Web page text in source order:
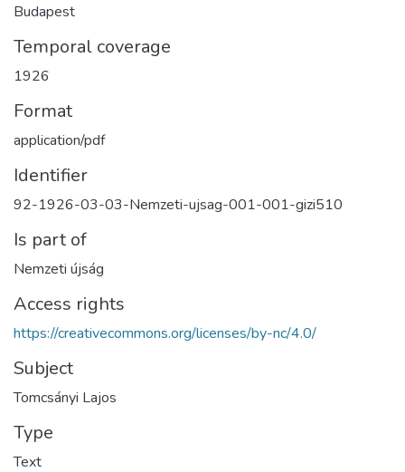
Budapest
Temporal coverage
1926
Format
application/pdf
Identifier
92-1926-03-03-Nemzeti-ujsag-001-001-gizi510
Is part of
Nemzeti újság
Access rights
https://creativecommons.org/licenses/by-nc/4.0/
Subject
Tomcsányi Lajos
Type
Text